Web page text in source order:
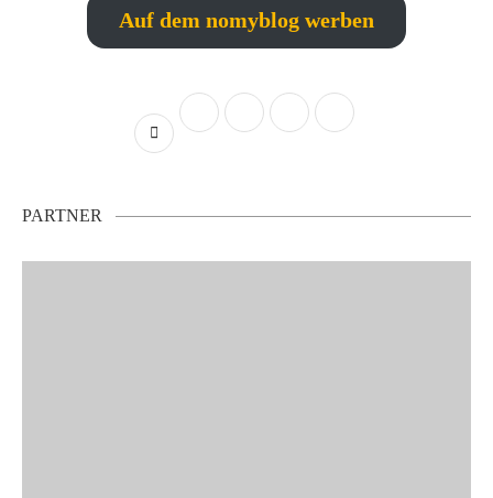
Auf dem nomyblog werben
PARTNER